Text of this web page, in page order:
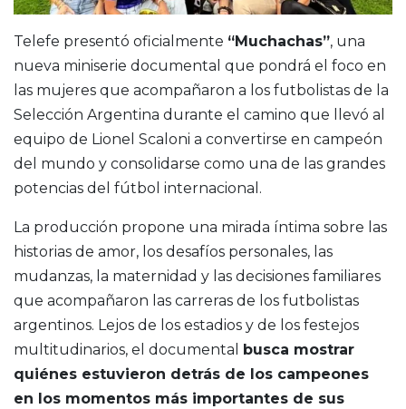
Telefe presentó oficialmente “Muchachas”, una
nueva miniserie documental que pondrá el foco en
las mujeres que acompañaron a los futbolistas de la
Selección Argentina durante el camino que llevó al
equipo de Lionel Scaloni a convertirse en campeón
del mundo y consolidarse como una de las grandes
potencias del fútbol internacional.
La producción propone una mirada íntima sobre las
historias de amor, los desafíos personales, las
mudanzas, la maternidad y las decisiones familiares
que acompañaron las carreras de los futbolistas
argentinos. Lejos de los estadios y de los festejos
multitudinarios, el documental
busca mostrar
quiénes estuvieron detrás de los campeones
en los momentos más importantes de sus